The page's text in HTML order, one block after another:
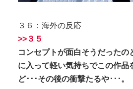
３６：海外の反応
>>３５
コンセプトが面白そうだったの
に入って軽い気持ちでこの作品
ど･･･その後の衝撃たるや･･･。